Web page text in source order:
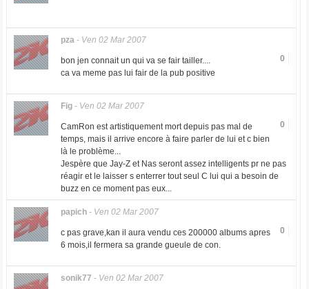
pza- Ven 02 Mar 2007
0
bon jen connait un qui va se fair tailler....
ca va meme pas lui fair de la pub positive
Fig- Ven 02 Mar 2007
0
CamRon est artistiquement mort depuis pas mal de
temps, mais il arrive encore à faire parler de lui et c bien
là le problème...
Jespère que Jay-Z et Nas seront assez intelligents pr ne pas
réagir et le laisser s enterrer tout seul C lui qui a besoin de
buzz en ce moment pas eux...
papich- Ven 02 Mar 2007
0
c pas grave,kan il aura vendu ces 200000 albums apres
6 mois,il fermera sa grande gueule de con.
sonik77 - Ven 02 Mar 2007